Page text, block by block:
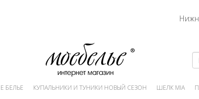
БЕЛЬЕ КУПАЛЬНИКИ И ТУНИКИ НОВЫЙ СЕЗОН ШЕЛК MIA